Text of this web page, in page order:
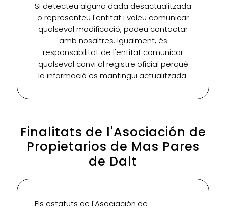
Si detecteu alguna dada desactualitzada
o representeu l'entitat i voleu comunicar
qualsevol modificació, podeu contactar
amb nosaltres. Igualment, és
responsabilitat de l'entitat comunicar
qualsevol canvi al registre oficial perquè
la informació es mantingui actualitzada.
Finalitats de l'Asociación de
Propietarios de Mas Pares
de Dalt
Els estatuts de l'Asociación de